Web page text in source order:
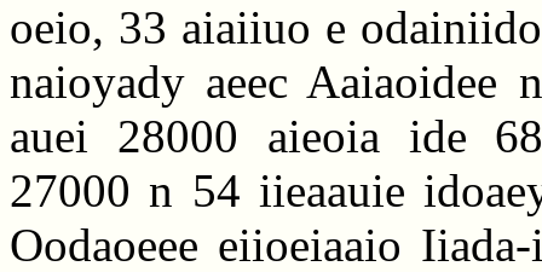
oeio, 33 aiaiiuo e
naioyady aeec Aaiaoidee
auei 28000 aieoia ide 68
27000 n 54 iieaauie
Oodaoeee eiioeiaaio